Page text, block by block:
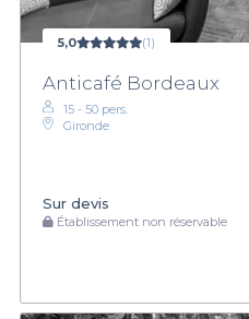
5,0 (1)
Anticafé Bordeaux
15 - 50 pers.
Gironde
Sur devis
Établissement non réservable